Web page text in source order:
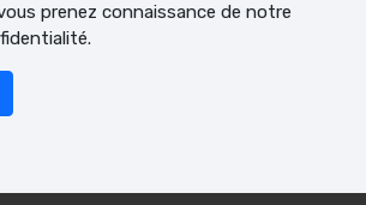
prenez connaissance de notre